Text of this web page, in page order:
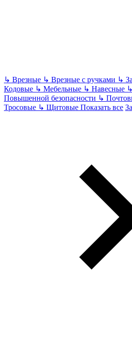
↳ Врезные ↳ Врезные с ручками ↳
Кодовые ↳ Мебельные ↳ Навесные ↳
Повышенной безопасности ↳
Тросовые ↳ Щитовые Показать все